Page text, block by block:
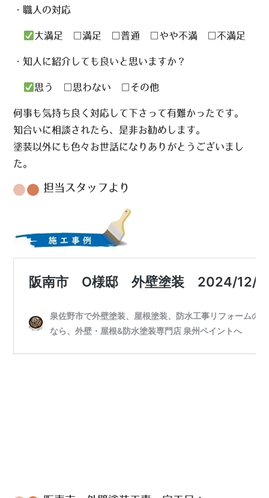
・職人の対応
大満足 □ 満足 □ 普通 □ やや不満 □ 不満足
・知人に紹介しても良いと思いますか？
思う □ 思わない □ その他
何事も気持ち良く対応して下さって有難かったです。
知合いに相談されたら、是非お勧めします。
塗装以外にも色々お世話になりありがとうございまし
た。
担当スタッフより